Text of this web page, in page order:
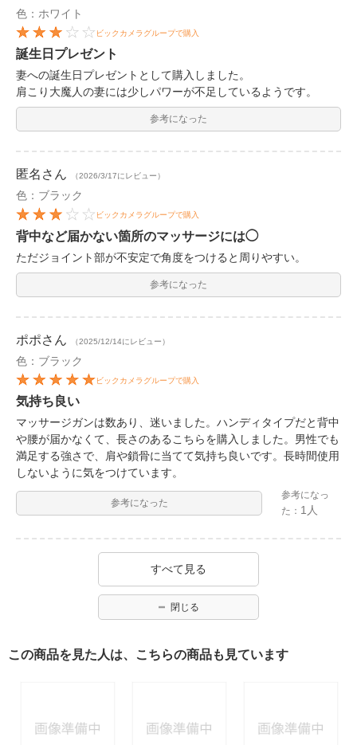
色：ホワイト
ビックカメラグループで購入
誕生日プレゼント
妻への誕生日プレゼントとして購入しました。
肩こり大魔人の妻には少しパワーが不足しているようです。
参考になった
匿名 さん （2026/3/17にレビュー）
色：ブラック
ビックカメラグループで購入
背中など届かない箇所のマッサージには◯
ただジョイント部が不安定で角度をつけると周りやすい。
参考になった
ポポさん （2025/12/14にレビュー）
色：ブラック
ビックカメラグループで購入
気持ち良い
マッサージガンは数あり、迷いました。ハンディタイプだと背中
や腰が届かなくて、長さのあるこちらを購入しました。男性でも
満足する強さで、肩や鎖骨に当てて気持ち良いです。長時間使用
しないように気をつけています。
参考になった
参考になっ
た： 1人
すべて見る
閉じる
この商品を見た人は、こちらの商品も見ています